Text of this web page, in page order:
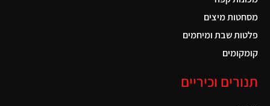
מסחטות מיצים
פלטות שבת ומיחמים
קומקומים
תנורים וכיריים